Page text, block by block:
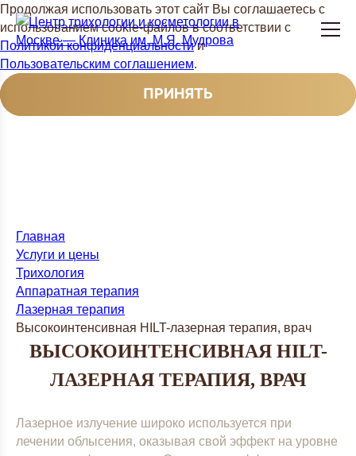
Продолжая использовать этот сайт Вы соглашаетесь с
использованием cookie-файлов в соответствии с
Политикой конфиденциальностии
Пользовательским соглашением.
ПРИНЯТЬ
Главная
Услуги и цены
Трихология
Аппаратная терапия
Лазерная терапия
Высокоинтенсивная HILT-лазерная терапия, врач
ВЫСОКОИНТЕНСИВНАЯ HILT-
ЛАЗЕРНАЯ ТЕРАПИЯ, ВРАЧ
Лазерное излучение широко используется при
лечении облысения, оказывая свой эффект на уровне